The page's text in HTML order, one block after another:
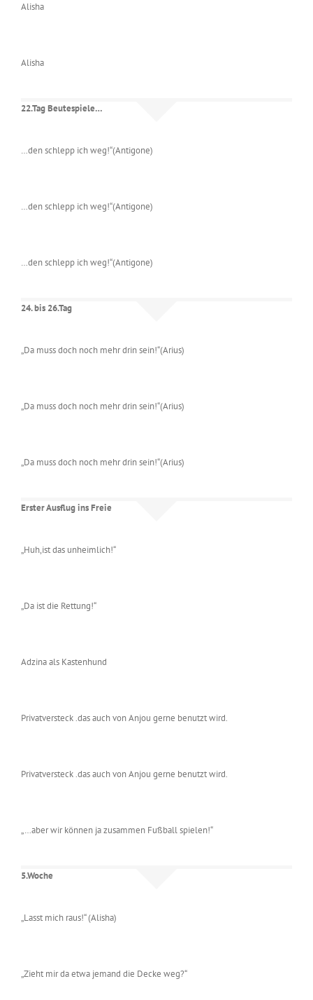
Alisha
Alisha
22.Tag Beutespiele…
…den schlepp ich weg!“(Antigone)
…den schlepp ich weg!“(Antigone)
…den schlepp ich weg!“(Antigone)
24. bis 26.Tag
„Da muss doch noch mehr drin sein!“(Arius)
„Da muss doch noch mehr drin sein!“(Arius)
„Da muss doch noch mehr drin sein!“(Arius)
Erster Ausflug ins Freie
„Huh,ist das unheimlich!“
„Da ist die Rettung!“
Adzina als Kastenhund
Privatversteck .das auch von Anjou gerne benutzt wird.
Privatversteck .das auch von Anjou gerne benutzt wird.
„…aber wir können ja zusammen Fußball spielen!“
5.Woche
„Lasst mich raus!“ (Alisha)
„Zieht mir da etwa jemand die Decke weg?“